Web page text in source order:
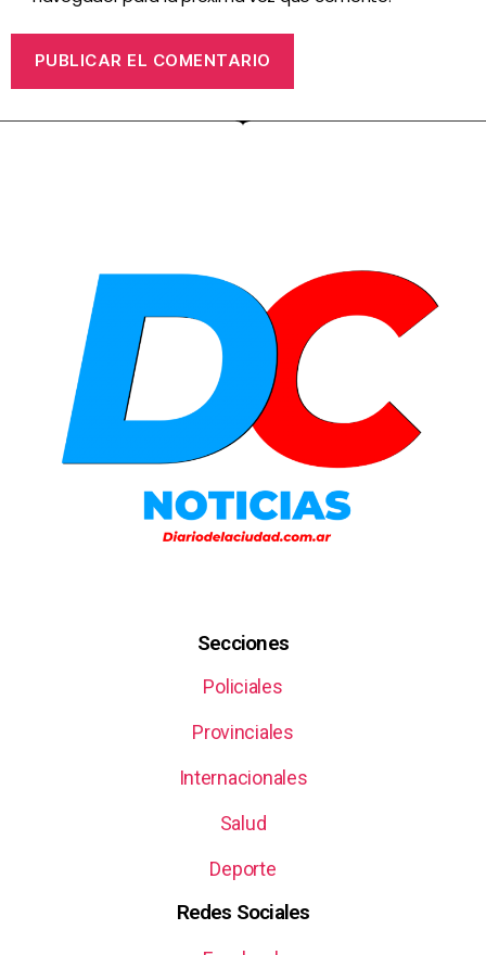
Secciones
Policiales
Provinciales
Internacionales
Salud
Deporte
Redes Sociales